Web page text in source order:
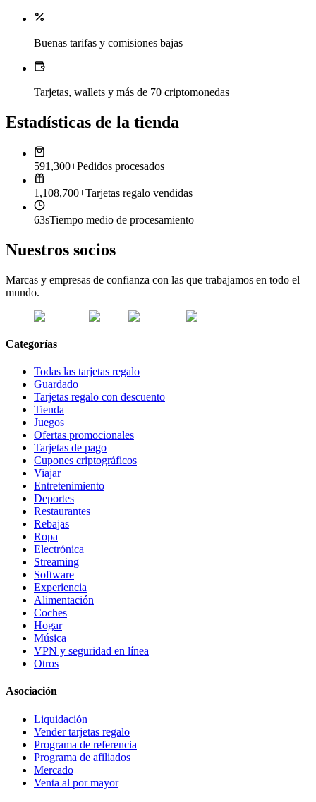
Buenas tarifas y comisiones bajas
Tarjetas, wallets y más de 70 criptomonedas
Estadísticas de la tienda
591,300+Pedidos procesados
1,108,700+Tarjetas regalo vendidas
63sTiempo medio de procesamiento
Nuestros socios
Marcas y empresas de confianza con las que trabajamos en todo el
mundo.
Categorías
Todas las tarjetas regalo
Guardado
Tarjetas regalo con descuento
Tienda
Juegos
Ofertas promocionales
Tarjetas de pago
Cupones criptográficos
Viajar
Entretenimiento
Deportes
Restaurantes
Rebajas
Ropa
Electrónica
Streaming
Software
Experiencia
Alimentación
Coches
Hogar
Música
VPN y seguridad en línea
Otros
Asociación
Liquidación
Vender tarjetas regalo
Programa de referencia
Programa de afiliados
Mercado
Venta al por mayor